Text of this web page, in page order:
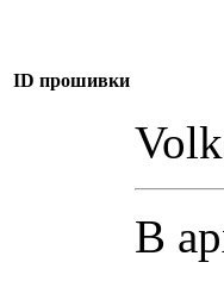
ID прошивки
В